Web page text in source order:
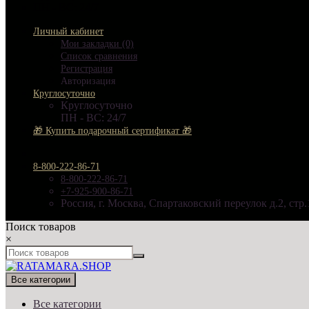
Личный кабинет
Мои закладки (0)
Список сравнения
Регистрация
Авторизация
Круглосуточно
Круглосуточно
ПН - ВС: 24/7
🎁 Купить подарочный сертификат 🎁
8-800-222-86-71
8-800-222-86-71
+7-925-900-86-71
Россия, г. Москва, Спартаковский переулок д.2,
Поиск товаров
×
Все категории
Все категории